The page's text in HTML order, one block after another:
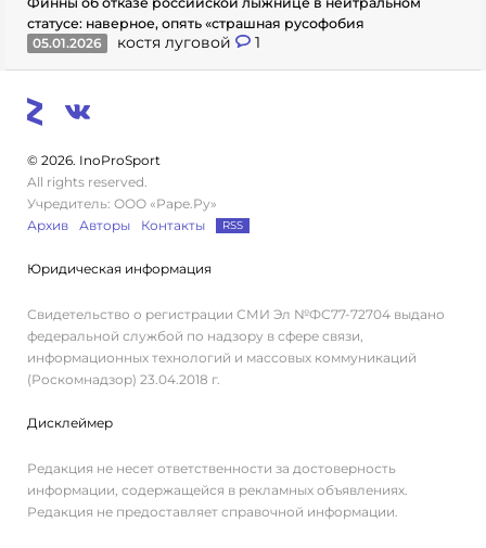
статусе: наверное, опять «страшная русофобия
05.01.2026
костя луговой 1
© 2026. InoProSport
All rights reserved.
Учредитель: ООО «Раре.Ру»
Архив
Авторы Контакты RSS
Юридическая информация
Свидетельство о регистрации СМИ Эл №ФС77-72704 выдано
федеральной службой по надзору в сфере связи,
информационных технологий и массовых коммуникаций
(Роскомнадзор) 23.04.2018 г.
Дисклеймер
Редакция не несет ответственности за достоверность
информации, содержащейся в рекламных объявлениях.
Редакция не предоставляет справочной информации.